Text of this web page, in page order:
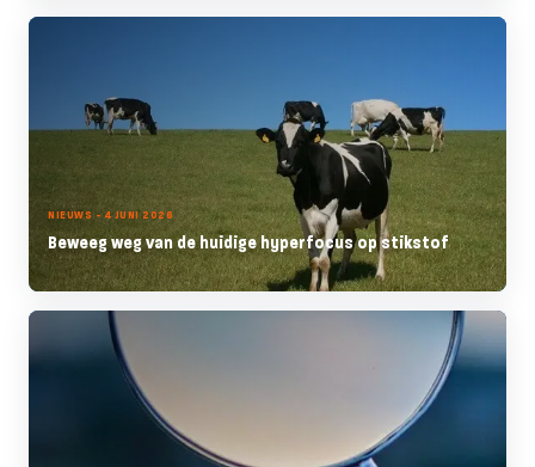
NIEUWS - 4 JUNI 2026
Beweeg weg van de huidige hyperfocus op stikstof